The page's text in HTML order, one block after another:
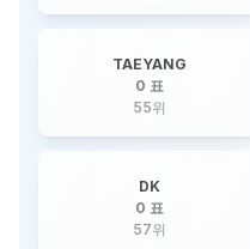
TAEYANG
0 표
55위
DK
0 표
57위